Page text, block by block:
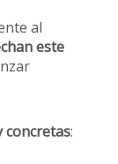
al
este
concretas: